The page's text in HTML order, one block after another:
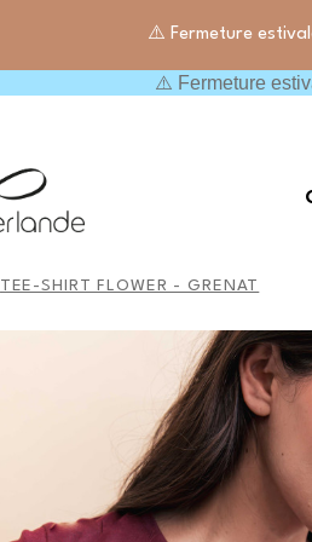
⚠️ Fermeture
⚠️ Fermeture
TEE-SHIRT FLOWER - GRENAT